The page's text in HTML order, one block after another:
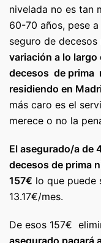
nivelada no es tan
60-70 años, pese
seguro de
variación a lo
decesos de prima
residiendo en
más caro es el
merece o no la
El asegurado/a de
decesos de prima
157€ lo que puede
13.17€/mes.
De esos 157€
asegurado pagará